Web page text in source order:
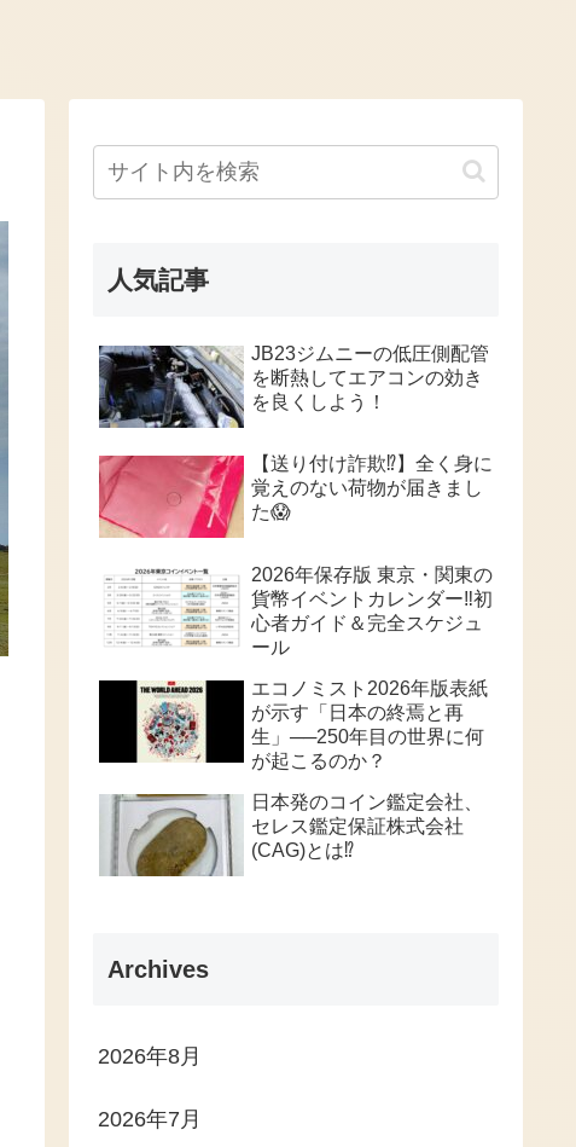
人気記事
JB23ジムニーの低圧側配管
を断熱してエアコンの効き
を良くしよう！
【送り付け詐欺⁉️】全く身に
覚えのない荷物が届きまし
た😱
2026年保存版 東京・関東の
貨幣イベントカレンダー‼️初
心者ガイド＆完全スケジュ
ール
エコノミスト2026年版表紙
が示す「日本の終焉と再
生」──250年目の世界に何
が起こるのか？
日本発のコイン鑑定会社、
セレス鑑定保証株式会社
(CAG)とは⁉️
Archives
2026年8月
2026年7月